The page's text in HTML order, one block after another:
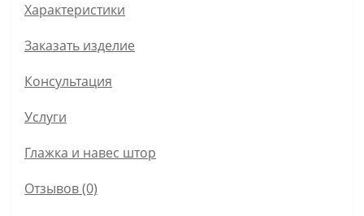
Характеристики
Заказать изделие
Консультация
Услуги
Глажка и навес штор
Отзывов (0)